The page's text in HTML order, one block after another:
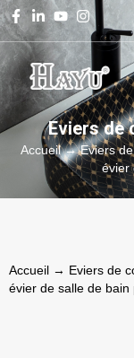
Eviers de
Accueil→Eviers
évier
Accueil → Eviers de
évier de salle de bain